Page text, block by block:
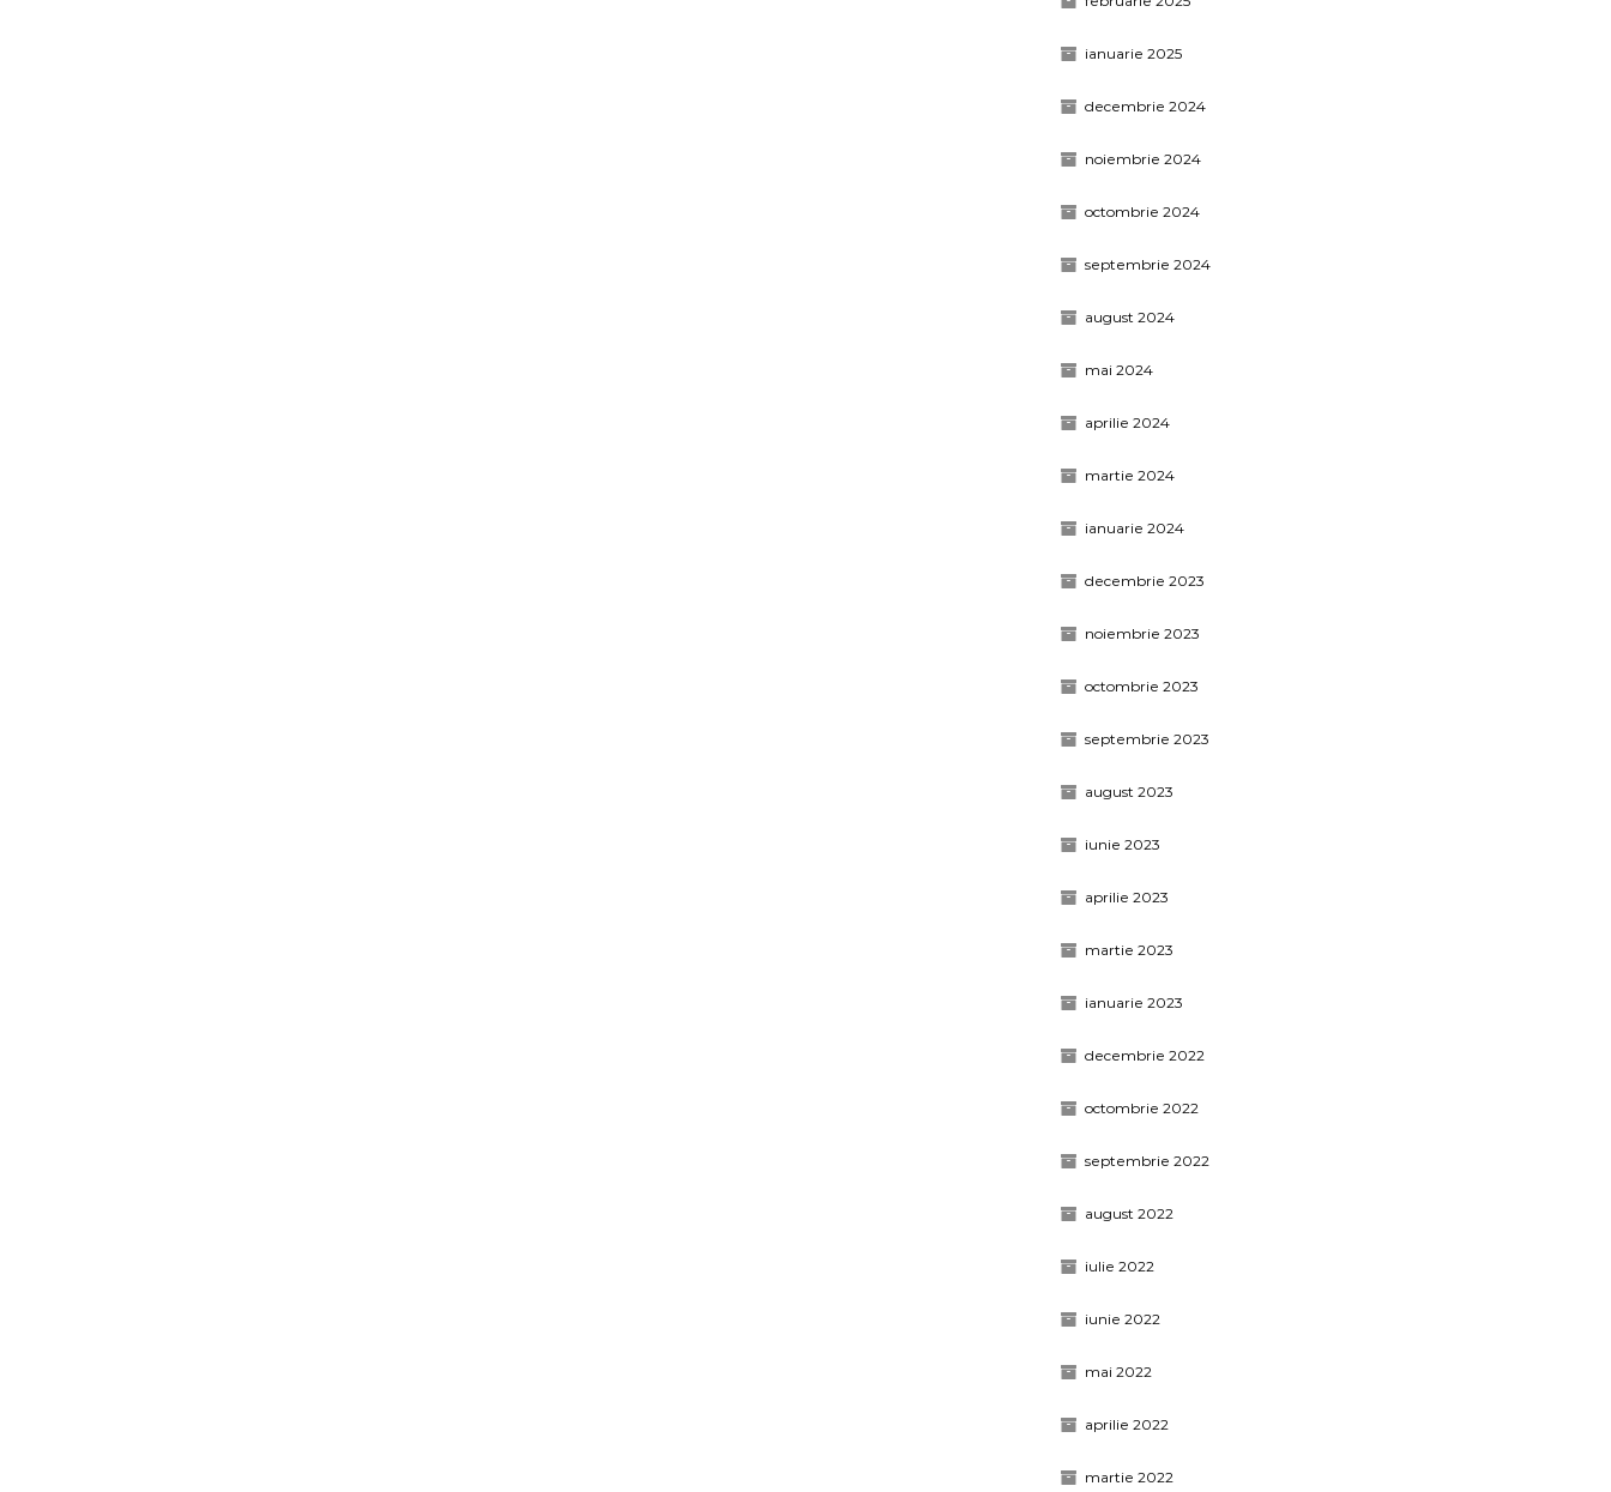
ianuarie 2025
decembrie 2024
noiembrie 2024
octombrie 2024
septembrie 2024
august 2024
mai 2024
aprilie 2024
martie 2024
ianuarie 2024
decembrie 2023
noiembrie 2023
octombrie 2023
septembrie 2023
august 2023
iunie 2023
aprilie 2023
martie 2023
ianuarie 2023
decembrie 2022
octombrie 2022
septembrie 2022
august 2022
iulie 2022
iunie 2022
mai 2022
aprilie 2022
martie 2022